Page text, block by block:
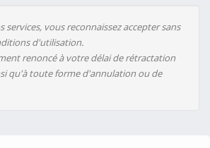
services, vous reconnaissez accepter sans
d'utilisation.
renoncé à votre délai de rétractation
qu'à toute forme d'annulation ou de